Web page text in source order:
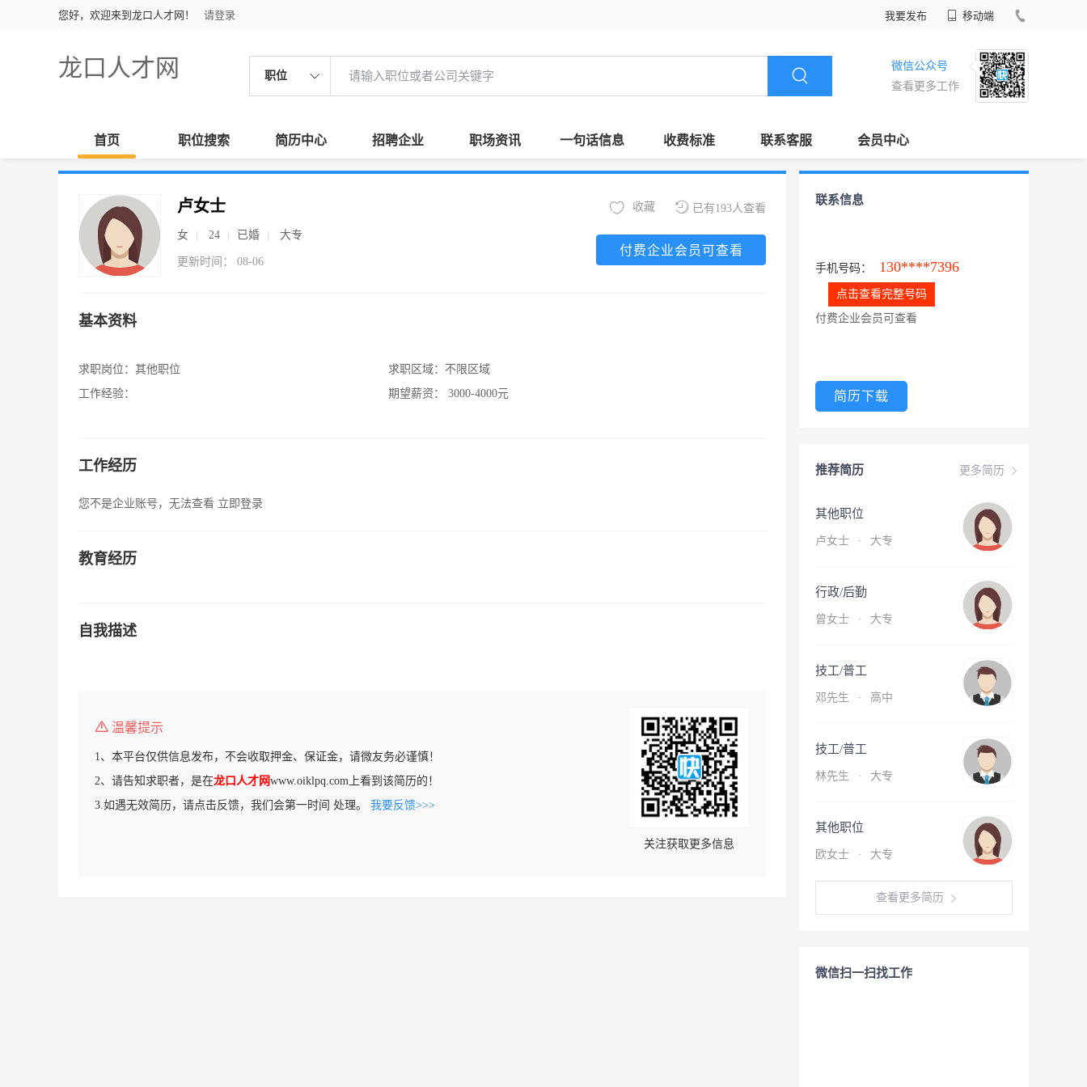
您好，欢迎来到龙口人才网！ 请登录 我要发布 移动端
龙口人才网 职位
微信公众号
查看更多工作
首页 职位搜索 简历中心 招聘企业 职场资讯 一句话信息 收费标准 联系客服 会员中心
卢女士
女 24 已婚 大专
更新时间： 08-06
已有193人查看
收藏
付费企业会员可查看
基本资料
求职岗位： 其他职位
工作经验：
求职区域： 不限区域
期望薪资：
3000-4000元
工作经历
您不是企业账号，无法查看 立即登录
教育经历
自我描述
温馨提示
1、本平台仅供信息发布，不会收取押金、保证金，请微友务必谨慎！
2、请告知求职者，是在龙口人才网www.oiklpq.com上看到该简历的！
3.如遇无效简历，请点击反馈，我们会第一时间 处理。 我要反馈>>>
关注获取更多信息
联系信息
手机号码： 130****7396
点击查看完整号码
付费企业会员可查看
简历下载
更多简历
推荐简历
其他职位
卢女士 · 大专
行政/后勤
曾女士 · 大专
技工/普工
邓先生 · 高中
技工/普工
林先生 · 大专
其他职位
欧女士 · 大专
查看更多简历
微信扫一扫找工作